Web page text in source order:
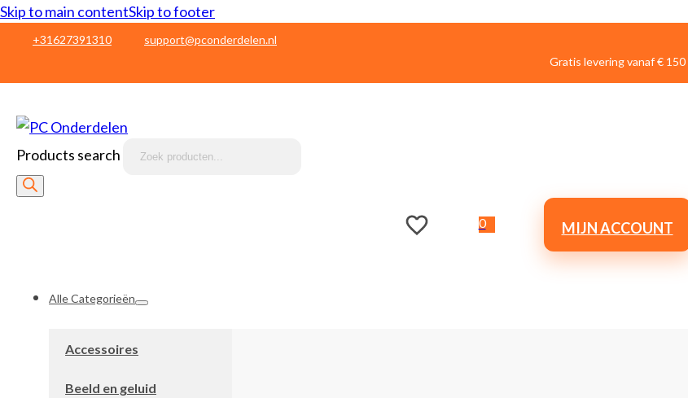
Skip to main contentSkip to footer
+31627391310
support@pconderdelen.nl
Gratis levering vanaf € 150
Products search
0 MIJN ACCOUNT
Alle Categorieën
Accessoires
Beeld en geluid